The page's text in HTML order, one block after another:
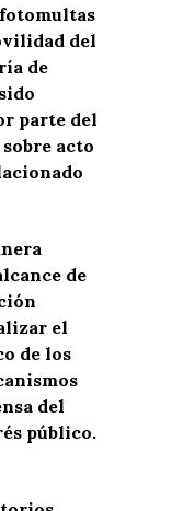
del
de
parte del
acto
de
el
de los
del
público.